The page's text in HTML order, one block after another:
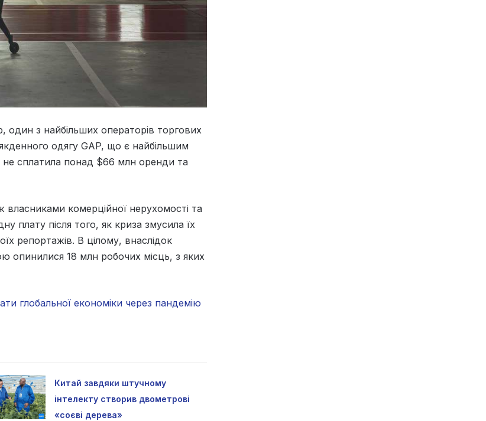
з найбільших операторів торгових
одягу GAP, що є найбільшим
не сплатила понад $66 млн оренди та
комерційної нерухомості та
плату після того, як криза змусила їх
репортажів. В цілому, внаслідок
опинилися 18 млн робочих місць, з яких
глобальної економіки через пандемію
Китай завдяки штучному
інтелекту створив двометрові
«соєві дерева»